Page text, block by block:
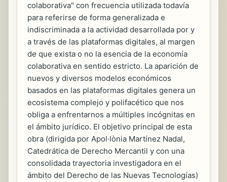
colaborativa" con frecuencia utilizada todavía
para referirse de forma generalizada e
indiscriminada a la actividad desarrollada por y
a través de las plataformas digitales, al margen
de que exista o no la esencia de la economía
colaborativa en sentido estricto. La aparición de
nuevos y diversos modelos económicos
basados en las plataformas digitales genera un
ecosistema complejo y polifacético que nos
obliga a enfrentarnos a múltiples incógnitas en
el ámbito jurídico. El objetivo principal de esta
obra (dirigida por Apol·lònia Martínez Nadal,
Catedrática de Derecho Mercantil y con una
consolidada trayectoria investigadora en el
ámbito del Derecho de las Nuevas Tecnologías)